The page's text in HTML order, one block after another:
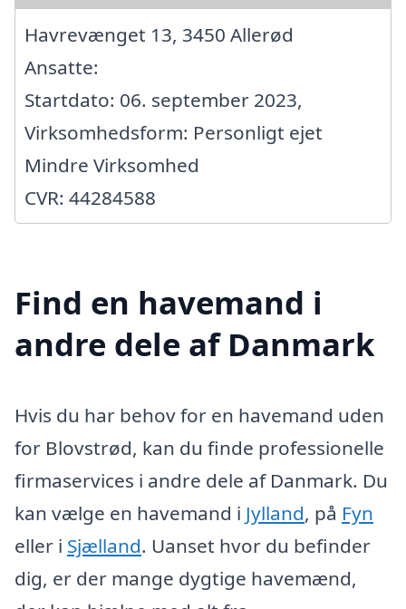
Havrevænget 13, 3450 Allerød
Ansatte:
Startdato: 06. september 2023,
Virksomhedsform: Personligt ejet
Mindre Virksomhed
CVR: 44284588
Find en havemand i
andre dele af Danmark
Hvis du har behov for en havemand uden
for Blovstrød, kan du finde professionelle
firmaservices i andre dele af Danmark. Du
kan vælge en havemand i Jylland, på Fyn
eller i Sjælland. Uanset hvor du befinder
dig, er der mange dygtige havemænd,